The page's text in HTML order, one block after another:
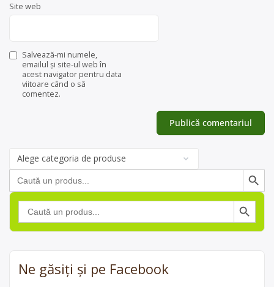
Site web
Salvează-mi numele,
emailul și site-ul web în
acest navigator pentru data
viitoare când o să
comentez.
Categorii
de
produse
Search
for:
Search Button
Search
for:
Search Button
Ne găsiți și pe Facebook